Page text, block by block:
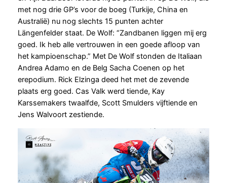
met nog drie GP’s voor de boeg (Turkije, China en
Australië) nu nog slechts 15 punten achter
Längenfelder staat. De Wolf: “Zandbanen liggen mij erg
goed. Ik heb alle vertrouwen in een goede afloop van
het kampioenschap.” Met De Wolf stonden de Italiaan
Andrea Adamo en de Belg Sacha Coenen op het
erepodium. Rick Elzinga deed het met de zevende
plaats erg goed. Cas Valk werd tiende, Kay
Karssemakers twaalfde, Scott Smulders vijftiende en
Jens Walvoort zestiende.